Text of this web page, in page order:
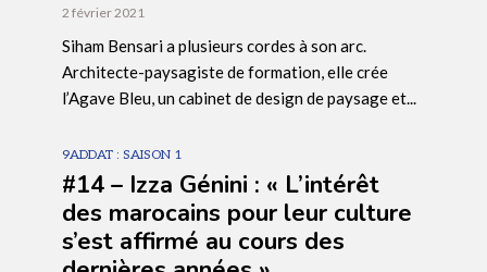
2 février 2021
Siham Bensari a plusieurs cordes à son arc.
Architecte-paysagiste de formation, elle crée
l’Agave Bleu, un cabinet de design de paysage et...
9ADDAT : SAISON 1
#14 – Izza Génini : « L’intérêt
des marocains pour leur culture
s’est affirmé au cours des